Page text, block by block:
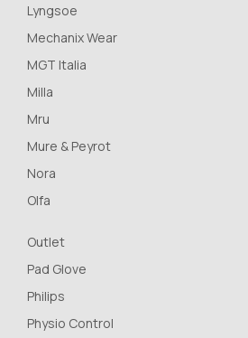
Lyngsoe
Mechanix Wear
MGT Italia
Milla
Mru
Mure & Peyrot
Nora
Olfa
Outlet
Pad Glove
Philips
Physio Control